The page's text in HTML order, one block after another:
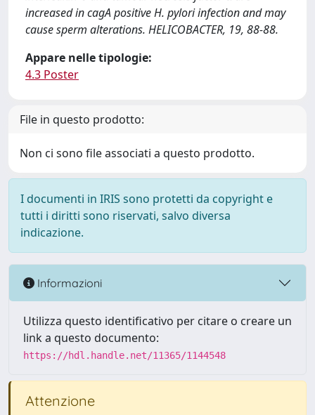
increased in cagA positive H. pylori infection and may
cause sperm alterations. HELICOBACTER, 19, 88-88.
Appare nelle tipologie:
4.3 Poster
File in questo prodotto:
Non ci sono file associati a questo prodotto.
I documenti in IRIS sono protetti da copyright e
tutti i diritti sono riservati, salvo diversa
indicazione.
Informazioni
Utilizza questo identificativo per citare o creare un
link a questo documento:
https://hdl.handle.net/11365/1144548
Attenzione